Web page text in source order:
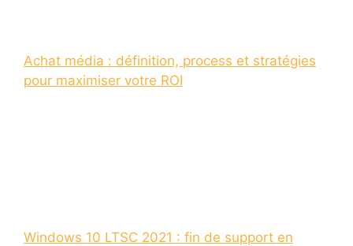
Achat média : définition, process et stratégies
pour maximiser votre ROI
Windows 10 LTSC 2021 : fin de support en